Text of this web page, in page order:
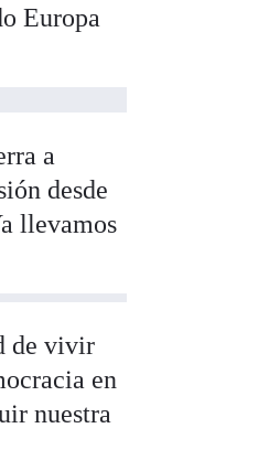
Europa
a
desde
llevamos
de vivir
en
nuestra